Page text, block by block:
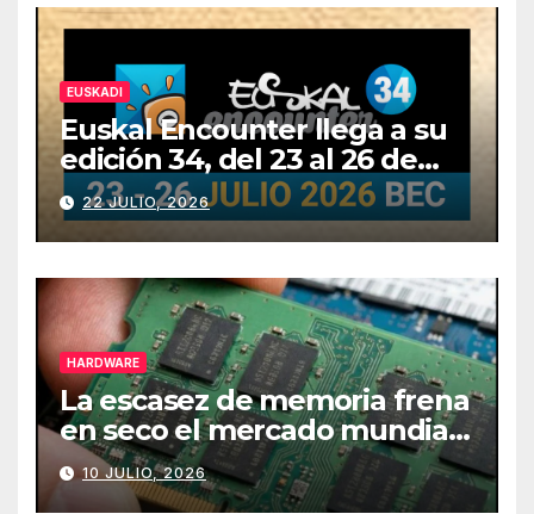
EUSKADI
Euskal Encounter llega a su
edición 34, del 23 al 26 de
julio
22 JULIO, 2026
HARDWARE
La escasez de memoria frena
en seco el mercado mundial
de PCs
10 JULIO, 2026